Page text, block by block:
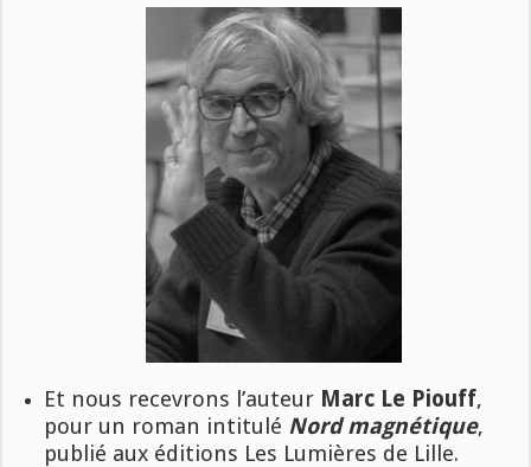
Et nous recevrons l’auteur Marc Le Piouff,
pour un roman intitulé Nord magnétique,
publié aux éditions Les Lumières de Lille.